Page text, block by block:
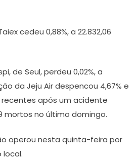
cedeu 0,88%, a 22.832,06
de Seul, perdeu 0,02%, a
da Jeju Air despencou 4,67% e
após um acidente
mortos no último domingo.
operou nesta quinta-feira por
local.